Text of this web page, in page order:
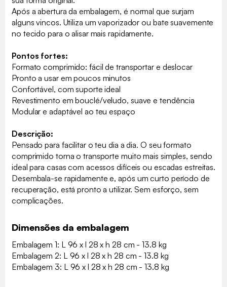
Após a abertura da embalagem, é normal que surjam
alguns vincos. Utiliza um vaporizador ou bate suavemente
no tecido para o alisar mais rapidamente.
Pontos fortes:
Formato comprimido: fácil de transportar e deslocar
Pronto a usar em poucos minutos
Confortável, com suporte ideal
Revestimento em bouclé/veludo, suave e tendência
Modular e adaptável ao teu espaço
Descrição:
Pensado para facilitar o teu dia a dia. O seu formato
comprimido torna o transporte muito mais simples, sendo
ideal para casas com acessos difíceis ou escadas estreitas.
Desembala-se rapidamente e, após um curto período de
recuperação, está pronto a utilizar. Sem esforço, sem
complicações.
Dimensões da embalagem
Embalagem 1: L 96 x l 28 x h 28 cm - 13.8 kg
Embalagem 2: L 96 x l 28 x h 28 cm - 13.8 kg
Embalagem 3: L 96 x l 28 x h 28 cm - 13.8 kg